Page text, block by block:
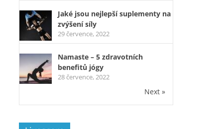
Jaké jsou nejlepší suplementy na
zvýšení síly
29 července, 2022
Namaste – 5 zdravotních
benefitů jógy
28 července, 2022
Next »